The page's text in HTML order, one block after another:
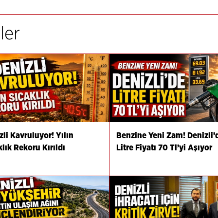
Kavruluyor! Yılın
Rekoru Kırıldı
Benzine Yeni Zam!
Litre Fiyatı 70 Tl’yi Aşıyor